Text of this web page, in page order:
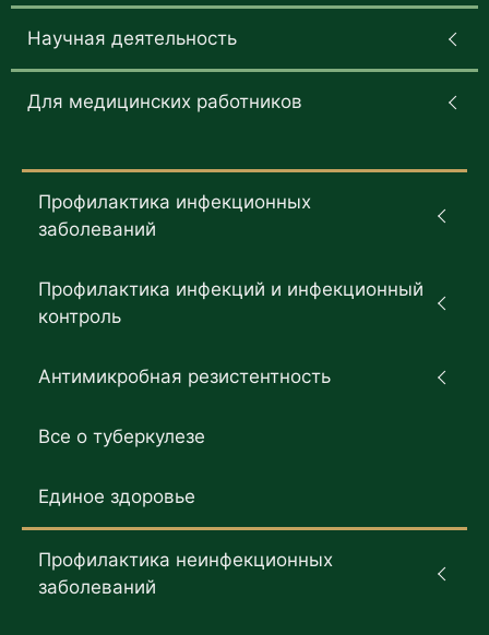
Научная деятельность
Для медицинских работников
Профилактика инфекционных
заболеваний
Профилактика инфекций и инфекционный
контроль
Антимикробная резистентность
Все о туберкулезе
Единое здоровье
Профилактика неинфекционных
заболеваний